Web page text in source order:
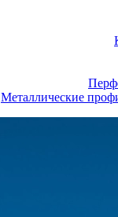
Металлические